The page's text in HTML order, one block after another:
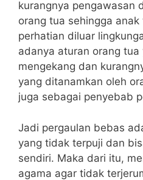
kurangnya pengawasan
orang tua sehingga
perhatian diluar
adanya aturan orang tua
mengekang dan
yang ditanamkan oleh
juga sebagai penyebab
Jadi pergaulan bebas
yang tidak terpuji dan
sendiri. Maka dari itu,
agama agar tidak